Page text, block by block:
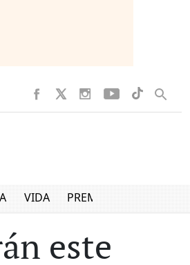
VIDA PREMIUM
este